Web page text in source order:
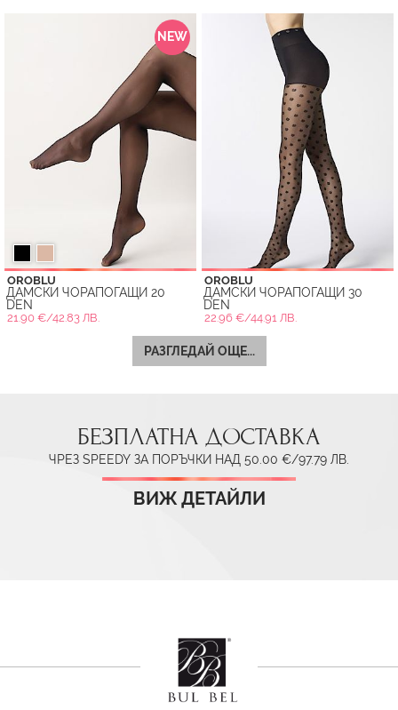
NEW
OROBLU
ДАМСКИ ЧОРАПОГАЩИ 20
DEN
21.90 €/42.83 ЛВ.
OROBLU
ДАМСКИ ЧОРАПОГАЩИ 30
DEN
22.96 €/44.91 ЛВ.
РАЗГЛЕДАЙ ОЩЕ...
БЕЗПЛАТНА ДОСТАВКА
ЧРЕЗ SPEEDY ЗА ПОРЪЧКИ НАД 50.00 €/97.79 ЛВ.
ВИЖ ДЕТАЙЛИ